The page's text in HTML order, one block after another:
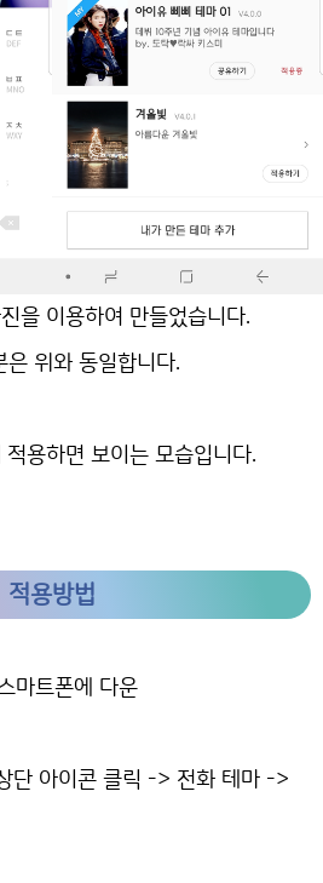
을 이용하여 만들었습니다.
은 위와 동일합니다.
용하면 보이는 모습입니다.
적용방법
마트폰에 다운
단 아이콘 클릭 -> 전화 테마 ->